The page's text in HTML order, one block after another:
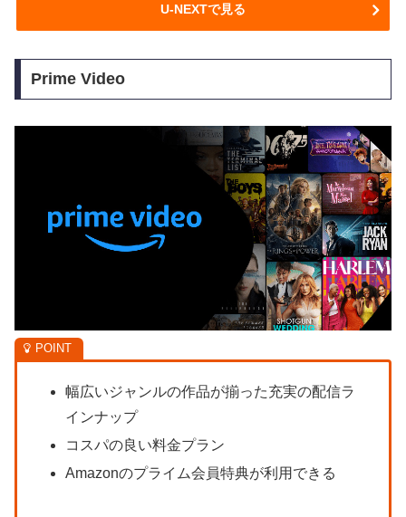
U-NEXTで見る
Prime Video
幅広いジャンルの作品が揃った充実の配信ラ
インナップ
コスパの良い料金プラン
Amazonのプライム会員特典が利用できる